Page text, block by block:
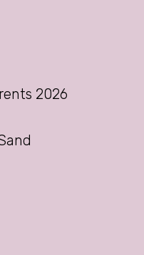
2026